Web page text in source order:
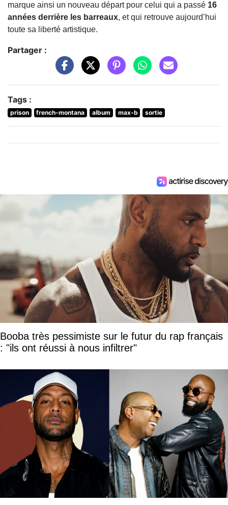
marque ainsi un nouveau départ pour celui qui a passé 16
années derrière les barreaux, et qui retrouve aujourd’hui
toute sa liberté artistique.
Partager :
Tags :
prison french-montana album max-b sortie
Booba très pessimiste sur le futur du rap français
: "ils ont réussi à nous infiltrer"